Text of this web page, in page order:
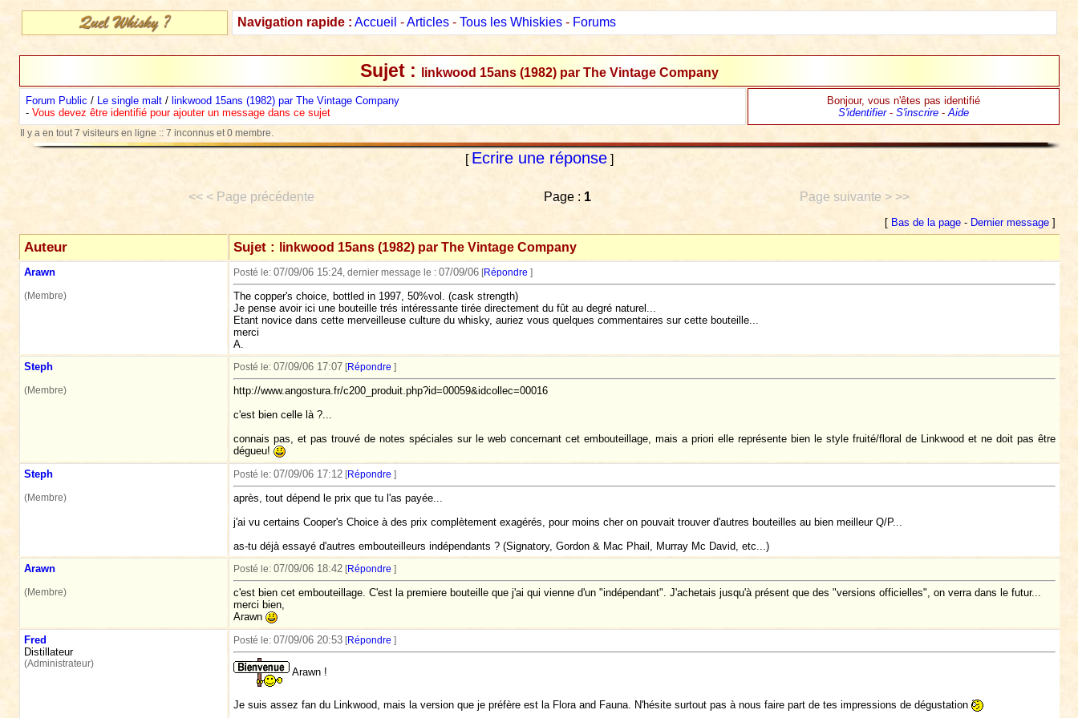
Navigation rapide : Accueil -Articles- Tous les Whiskies- Forums
Sujet : linkwood 15ans (1982) par The Vintage Company
Forum Public / Le single malt/ linkwood 15ans (1982) par The Vintage Company
- Vous devez être identifié pour ajouter un message dans ce sujet
Bonjour, vous n'êtes pas identifié
S'identifier- S'inscrire-Aide
Il y a en tout 7 visiteurs en ligne :: 7 inconnus et 0 membre.
[ Ecrire une réponse]
<< < Page précédente Page : 1 Page suivante > >>
[ Bas de la page- Dernier message]
Auteur Sujet : linkwood 15ans (1982) par The Vintage Company
Arawn
(Membre)
Posté le: 07/09/06 15:24, dernier message le : 07/09/06[Répondre ]
The copper's choice, bottled in 1997, 50%vol. (cask strength)
Je pense avoir ici une bouteille trés intéressante tirée directement du fût au degré naturel...
Etant novice dans cette merveilleuse culture du whisky, auriez vous quelques commentaires sur cette bouteille...
merci
A.
Steph
(Membre)
Posté le: 07/09/06 17:07[Répondre ]
http://www.angostura.fr/c200_produit.php?id=00059&idcollec=00016
c'est bien celle là ?...
connais pas, et pas trouvé de notes spéciales sur le web concernant cet embouteillage, mais a priori elle représente bien le style fruité/floral de Linkwood et ne doit pas être
dégueu!
Steph
(Membre)
Posté le: 07/09/06 17:12[Répondre ]
après, tout dépend le prix que tu l'as payée...
j'ai vu certains Cooper's Choice à des prix complètement exagérés, pour moins cher on pouvait trouver d'autres bouteilles au bien meilleur Q/P...
as-tu déjà essayé d'autres embouteilleurs indépendants ? (Signatory, Gordon & Mac Phail, Murray Mc David, etc...)
Arawn
(Membre)
Posté le: 07/09/06 18:42[Répondre ]
c'est bien cet embouteillage. C'est la premiere bouteille que j'ai qui vienne d'un "indépendant". J'achetais jusqu'à présent que des "versions officielles", on verra dans le futur...
merci bien,
Arawn
Fred
Distillateur
(Administrateur)
Posté le: 07/09/06 20:53[Répondre ]
Arawn !
Je suis assez fan du Linkwood, mais la version que je préfère est la Flora and Fauna. N'hésite surtout pas à nous faire part de tes impressions de dégustation